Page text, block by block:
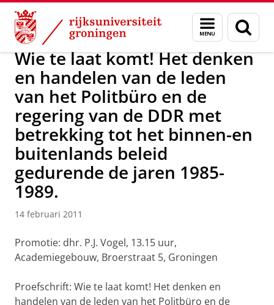
Skip
Content
Skip
Navigation
Menu
en
zoeken
Over ons Actueel Nieuws Nieuwsberichten
Wie te laat komt! Het denken
en handelen van de leden
van het Politbüro en de
regering van de DDR met
betrekking tot het binnen-en
buitenlands beleid
gedurende de jaren 1985-
1989.
14 februari 2011
Promotie: dhr. P.J. Vogel, 13.15 uur,
Academiegebouw, Broerstraat 5, Groningen
Proefschrift: Wie te laat komt! Het denken en
handelen van de leden van het Politbüro en de